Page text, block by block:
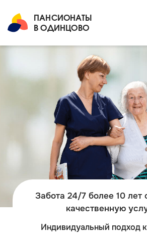
ПАНСИОНАТЫ
В ОДИНЦОВО
Забота 24/7 более 10 лет
качественную
Индивидуальный подход